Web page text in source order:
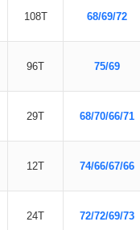
108T 68/69/72
96T 75/69
29T 68/70/66/71
12T 74/66/67/66
24T 72/72/69/73